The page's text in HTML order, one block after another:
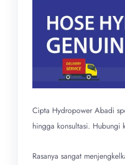
Cipta Hydropower Abadi
hingga konsultasi. Hubungi
Rasanya sangat